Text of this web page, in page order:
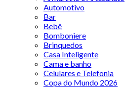
Automotivo
Bar
Bebê
Bomboniere
Brinquedos
Casa Inteligente
Cama e banho
Celulares e Telefonia
Copa do Mundo 2026